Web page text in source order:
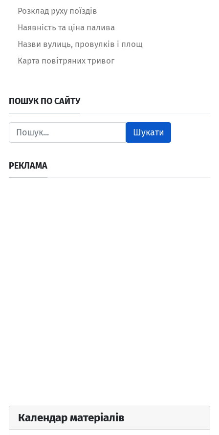
Розклад руху поїздів
Наявність та ціна палива
Назви вулиць, провулків і площ
Карта повітряних тривог
ПОШУК ПО САЙТУ
Шукати
РЕКЛАМА
Календар матеріалів